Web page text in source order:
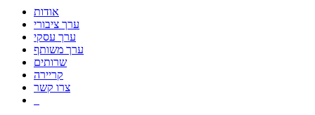
אודות
ערך ציבורי
ערך עסקי
ערך משותף
שרותים
קריירה
צרו קשר